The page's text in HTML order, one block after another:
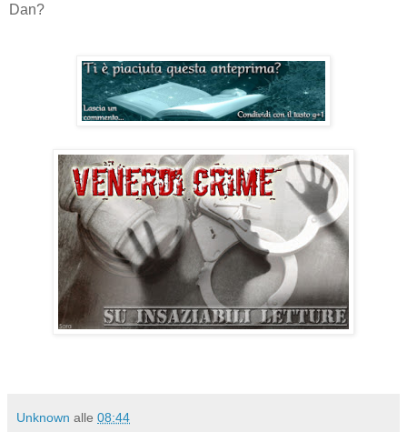
Dan?
Unknown alle 08:44